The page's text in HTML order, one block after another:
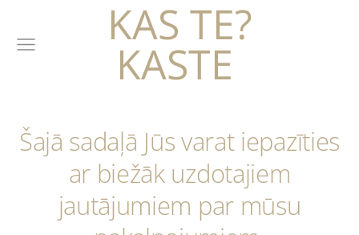
KAS TE?
KASTE
Šajā sadaļā Jūs varat iepazīties
ar biežāk uzdotajiem
jautājumiem par mūsu